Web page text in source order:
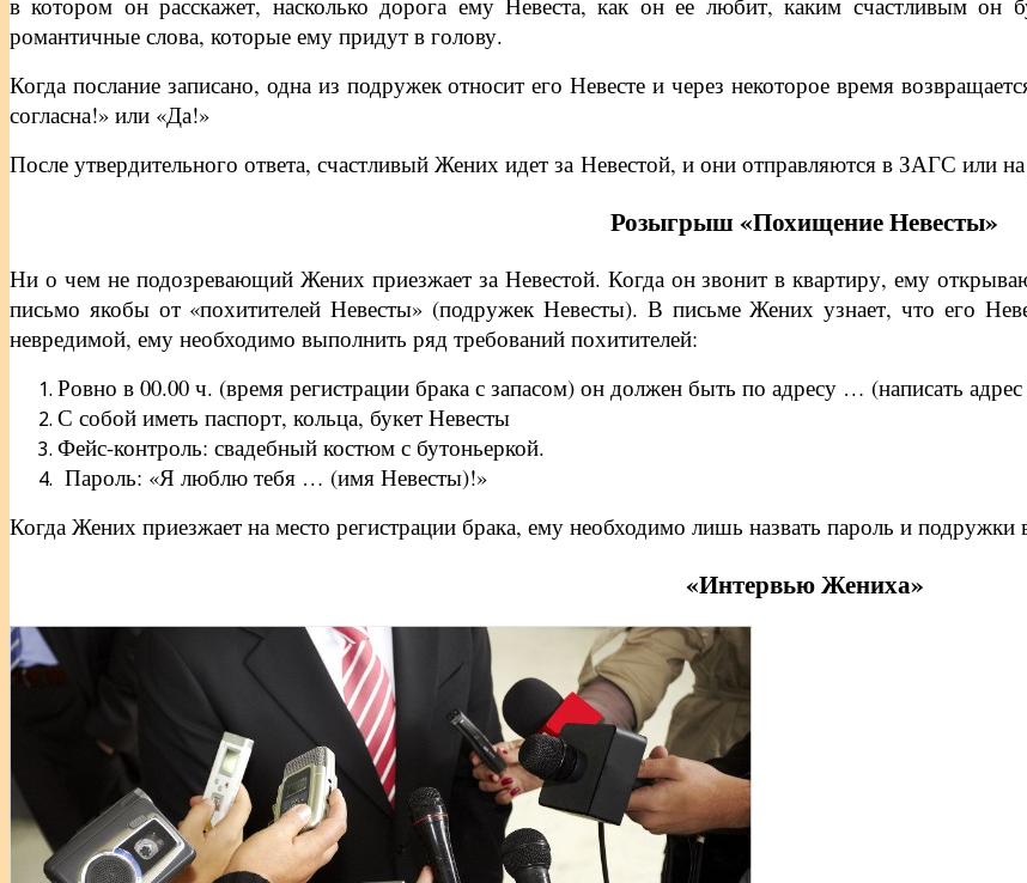
романтичные слова, которые ему придут в голову.
Когда послание записано, одна из подружек относит его Невесте и через некоторое время
согласна!» или «Да!»
После утвердительного ответа, счастливый Жених идет за Невестой, и они отправляются в ЗАГС или
Розыгрыш «Похищение Невесты»
Ни о чем не подозревающий Жених приезжает за Невестой. Когда он звонит в квартиру, ему
письмо якобы от «похитителей Невесты» (подружек Невесты). В письме Жених узнает, что его
невредимой, ему необходимо выполнить ряд требований похитителей:
Ровно в 00.00 ч. (время регистрации брака с запасом) он должен быть по адресу … (написать
С собой иметь паспорт, кольца, букет Невесты
Фейс-контроль: свадебный костюм с бутоньеркой.
Пароль: «Я люблю тебя … (имя Невесты)!»
Когда Жених приезжает на место регистрации брака, ему необходимо лишь назвать пароль и
«Интервью Жениха»